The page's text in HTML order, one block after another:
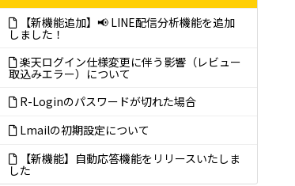
【新機能追加】📢 LINE配信分析機能を追加
しました！
楽天ログイン仕様変更に伴う影響（レビュー
取込みエラー）について
R-Loginのパスワードが切れた場合
Lmailの初期設定について
【新機能】自動応答機能をリリースいたしま
した